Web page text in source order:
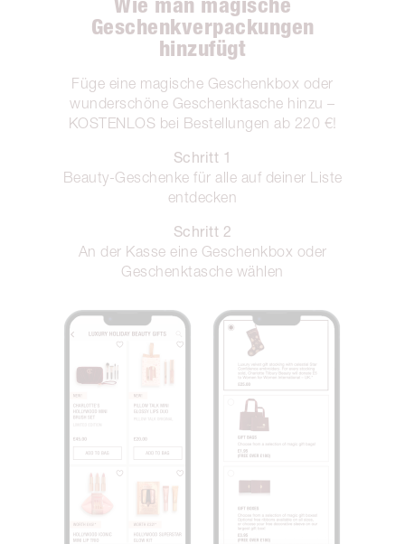
Geschenkverpackungen
hinzufügt
Füge eine magische Geschenkbox oder
wunderschöne Geschenktasche hinzu –
KOSTENLOS bei Bestellungen ab 220 €!
Schritt 1
Beauty-Geschenke für alle auf deiner Liste
entdecken
Schritt 2
An der Kasse eine Geschenkbox oder
Geschenktasche wählen